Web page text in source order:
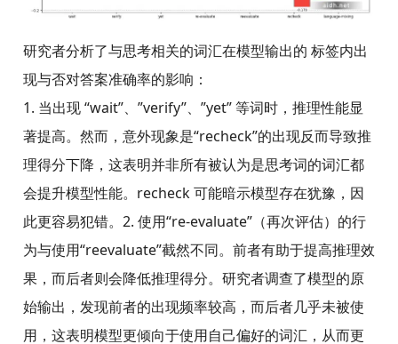
研究者分析了与思考相关的词汇在模型输出的 标签内出
现与否对答案准确率的影响：
1. 当出现 “wait”、”verify”、”yet” 等词时，推理性能显
著提高。然而，意外现象是“recheck”的出现反而导致推
理得分下降，这表明并非所有被认为是思考词的词汇都
会提升模型性能。recheck 可能暗示模型存在犹豫，因
此更容易犯错。2. 使用“re-evaluate”（再次评估）的行
为与使用“reevaluate”截然不同。前者有助于提高推理效
果，而后者则会降低推理得分。研究者调查了模型的原
始输出，发现前者的出现频率较高，而后者几乎未被使
用，这表明模型更倾向于使用自己偏好的词汇，从而更